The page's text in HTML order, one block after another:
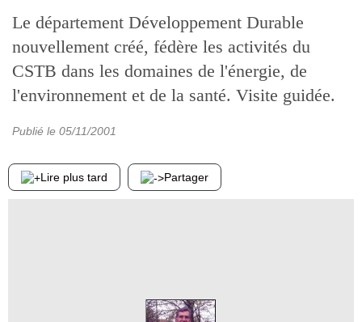
Le département Développement Durable
nouvellement créé, fédère les activités du
CSTB dans les domaines de l'énergie, de
l'environnement et de la santé. Visite guidée.
Publié le 05/11/2001
Lire plus tard Partager